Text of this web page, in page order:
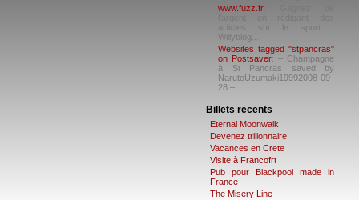
www.fuzz.fr
articles sur le sport |
Willyblog...
Websites tagged "stpancras"
on Postsaver: – Champagne
à St Pancras saved by
NarutoUzumaki19992008-09-
28 –...
Billets recents
Eternal Moonwalk
Devenez trilionnaire
Vacances en Crete
Visite à Francofrt
Pub pour Blackpool made in
France
The Misery Line